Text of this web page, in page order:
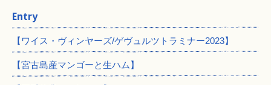
Entry
【ワイス・ヴィンヤーズ/ゲヴュルツトラミナー2023】
【宮古島産マンゴーと生ハム】